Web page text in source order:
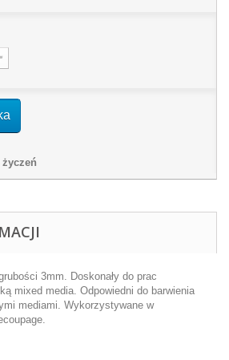
3mm. Doskonały do prac
mixed media. Odpowiedni do barwienia
mediami. Wykorzystywane w